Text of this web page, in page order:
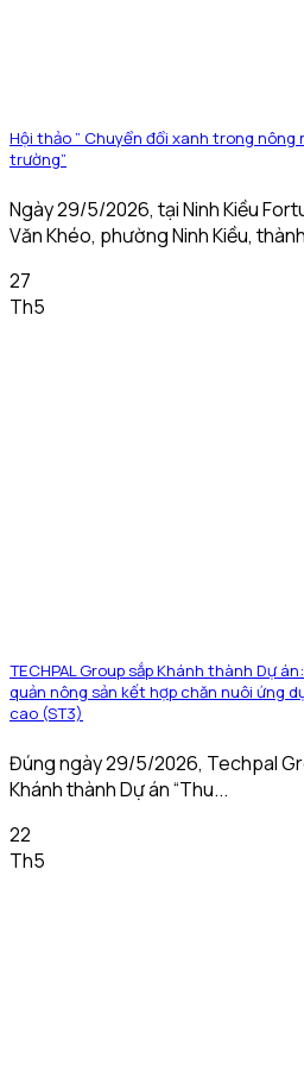
Hội thảo ” Chuyển đổi xanh trong
trường”
Ngày 29/5/2026, tại Ninh Kiều
Văn Khéo, phường Ninh Kiều,
27
Th5
TECHPAL Group sắp Khánh thành Dự
quản nông sản kết hợp chăn nuôi ứng
cao (ST3)
Đúng ngày 29/5/2026, Techpal
Khánh thành Dự án “Thu...
22
Th5